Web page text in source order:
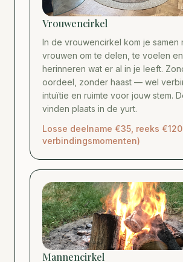
Vrouwencirkel
In de vrouwencirkel kom je samen
vrouwen om te delen, te voelen
herinneren wat er al in je leeft.
oordeel, zonder haast — wel
intuïtie en ruimte voor jouw stem.
vinden plaats in de yurt.
Losse deelname €35, reeks
verbindingsmomenten)
Mannencirkel